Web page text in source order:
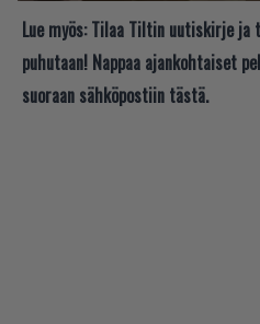
Lue myös: Tilaa Tiltin uutiskirje ja
puhutaan! Nappaa ajankohtaiset
suoraan sähköpostiin tästä.